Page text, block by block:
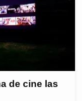
de cine las